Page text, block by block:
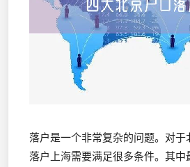
落户是一个非常复杂的问题。对于
落户上海需要满足很多条件。其中